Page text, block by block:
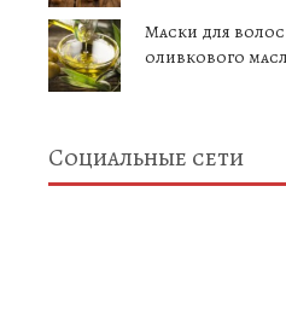
Маски для
оливкового
Социальные сети